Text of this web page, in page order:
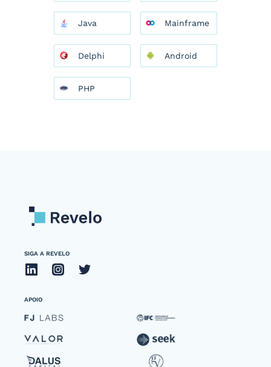
Java Mainframe
Delphi Android
PHP
APOIO
SIGA A REVELO